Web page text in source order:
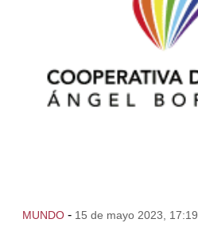
MUNDO - 15 de mayo 2023, 17:19